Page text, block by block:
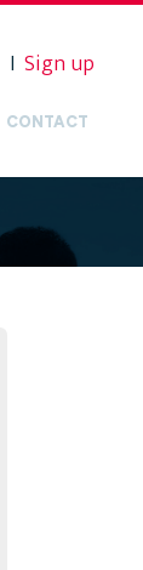
I Sign up
CONTACT